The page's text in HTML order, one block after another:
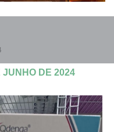
JUNHO DE 2024